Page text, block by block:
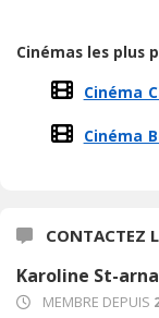
Cinémas les plus
Cinéma
Cinéma
CONTACTEZ
Karoline St-
MEMBRE DEPUIS